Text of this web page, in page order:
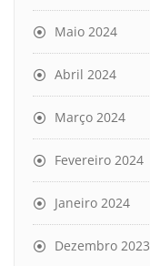
Maio 2024
Abril 2024
Março 2024
Fevereiro 2024
Janeiro 2024
Dezembro 2023